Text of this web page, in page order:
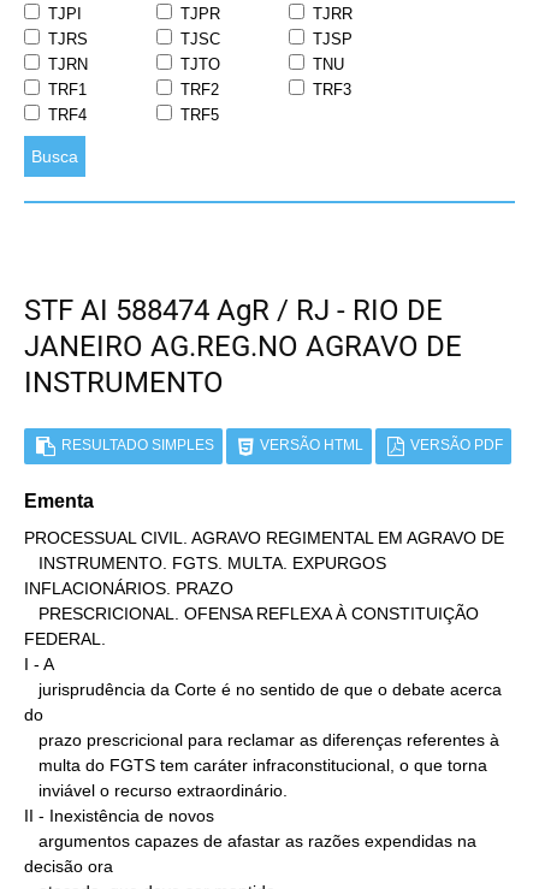
TJPI
TJPR
TJRR
TJRS
TJSC
TJSP
TJRN
TJTO
TNU
TRF1
TRF2
TRF3
TRF4
TRF5
Busca
STF AI 588474 AgR / RJ - RIO DE
JANEIRO AG.REG.NO AGRAVO DE
INSTRUMENTO
RESULTADO SIMPLES VERSÃO HTML VERSÃO PDF
Ementa
PROCESSUAL CIVIL. AGRAVO REGIMENTAL EM AGRAVO DE
INFLACIONÁRIOS. PRAZO
FEDERAL.
I - A
do
II - Inexistência de novos
decisão ora